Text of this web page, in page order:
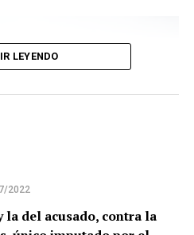
LEYENDO
2022
la del acusado, contra la